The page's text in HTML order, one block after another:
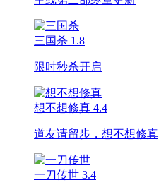
三国杀 1.8
限时秒杀开启
想不想修真 4.4
道友请留步，想不想修真
一刀传世 3.4